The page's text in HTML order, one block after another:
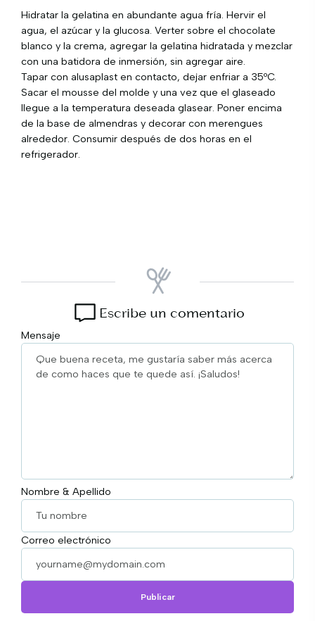
Hidratar la gelatina en abundante agua fría. Hervir el
agua, el azúcar y la glucosa. Verter sobre el chocolate
blanco y la crema, agregar la gelatina hidratada y mezclar
con una batidora de inmersión, sin agregar aire.
Tapar con alusaplast en contacto, dejar enfriar a 35ºC.
Sacar el mousse del molde y una vez que el glaseado
llegue a la temperatura deseada glasear. Poner encima
de la base de almendras y decorar con merengues
alrededor. Consumir después de dos horas en el
refrigerador.
Escribe un comentario
Mensaje
Nombre & Apellido
Correo electrónico